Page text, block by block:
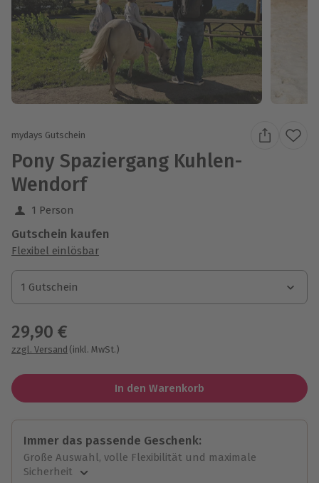
mydays Gutschein
Pony Spaziergang Kuhlen-
Wendorf
1 Person
Gutschein kaufen
Flexibel einlösbar
1 Gutschein
1 Gutschein
1 Gutschein
29,90 €
zzgl. Versand (inkl. MwSt.)
In den Warenkorb
Immer das passende Geschenk:
Große Auswahl, volle Flexibilität und maximale
Sicherheit